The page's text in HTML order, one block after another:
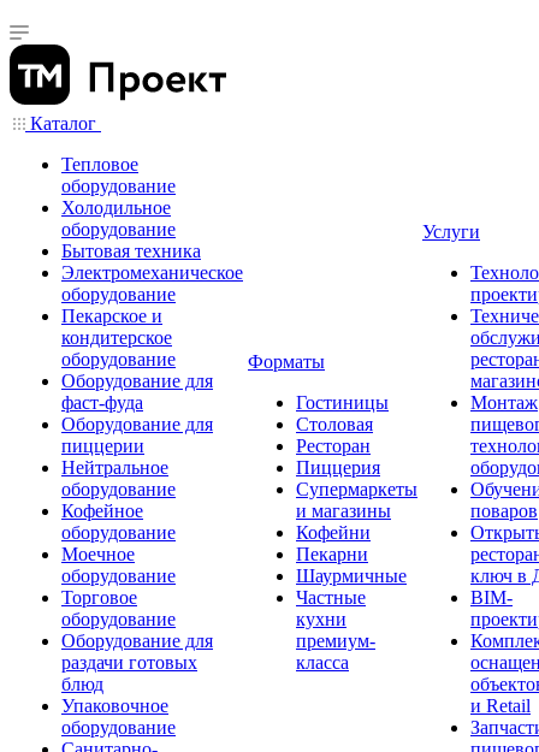
Каталог
Тепловое
оборудование
Холодильное
оборудование
Бытовая техника
Электромеханическое
оборудование
Пекарское и
кондитерское
оборудование
Оборудование для
фаст-фуда
Оборудование для
пиццерии
Нейтральное
оборудование
Кофейное
оборудование
Моечное
оборудование
Торговое
оборудование
Оборудование для
раздачи готовых
блюд
Упаковочное
оборудование
Форматы
Гостиницы
Столовая
Ресторан
Пиццерия
Супермаркеты
и магазины
Кофейни
Пекарни
Шаурмичные
Частные
кухни
премиум-
класса
Услуги
Монтаж
поваров
ключ в
BIM-
и Retail